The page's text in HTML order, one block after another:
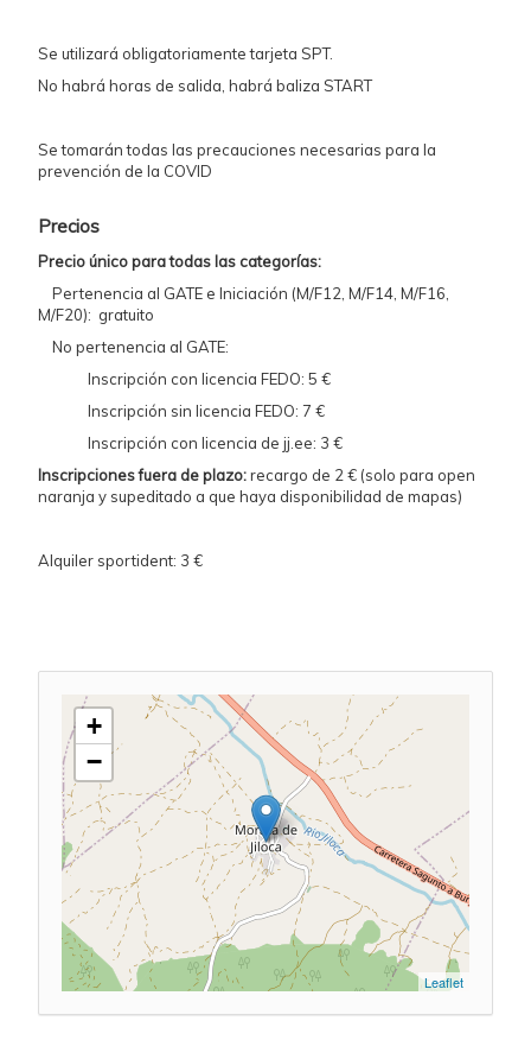
Se utilizará obligatoriamente tarjeta SPT.
No habrá horas de salida, habrá baliza START
Se tomarán todas las precauciones necesarias para la
prevención de la COVID
Precios
Precio único para todas las categorías:
Pertenencia al GATE e Iniciación (M/F12, M/F14, M/F16,
M/F20): gratuito
No pertenencia al GATE:
Inscripción con licencia FEDO: 5 €
Inscripción sin licencia FEDO: 7 €
Inscripción con licencia de jj.ee: 3 €
Inscripciones fuera de plazo:recargo de 2 € (solo para open
naranja y supeditado a que haya disponibilidad de mapas)
Alquiler sportident: 3 €
+
−
Leaflet